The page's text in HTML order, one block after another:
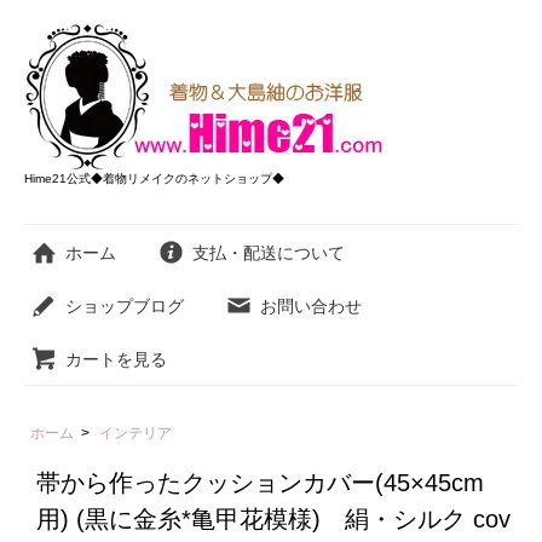
Hime21公式◆着物リメイクのネットショップ◆
ホーム 支払・配送について
ショップブログ お問い合わせ
カートを見る
ホーム > インテリア
帯から作ったクッションカバー(45×45cm
用) (黒に金糸*亀甲花模様) 絹・シルク cov